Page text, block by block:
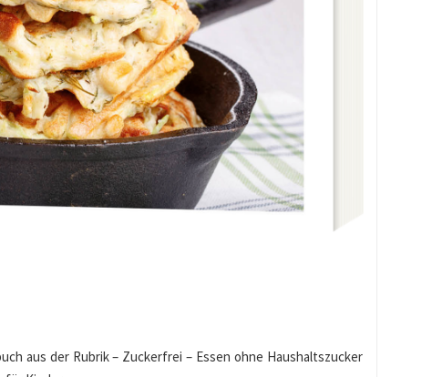
aus der Rubrik – Zuckerfrei – Essen ohne Haushaltszucker